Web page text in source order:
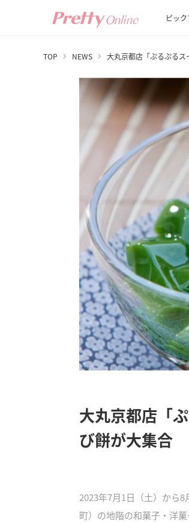
ピッ
TOP NEWS 大丸京都店「ぷるぷる
大丸京都店「
び餅が大集合
2023年7月1日（土）から
町）の地階の和菓子・洋